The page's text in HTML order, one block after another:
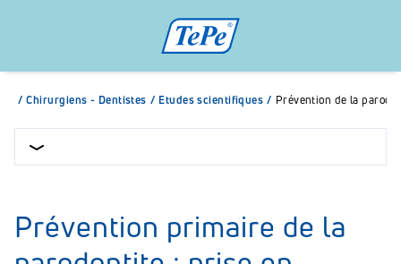
/ Chirurgiens - Dentistes / Etudes scientifiques / Prévention de la
Prévention primaire de la